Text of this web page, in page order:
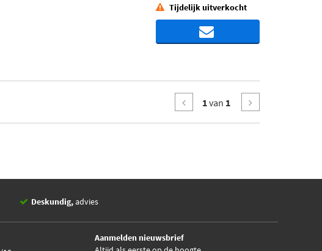
Tijdelijk uitverkocht
1van 1
Deskundig,advies
Aanmelden nieuwsbrief